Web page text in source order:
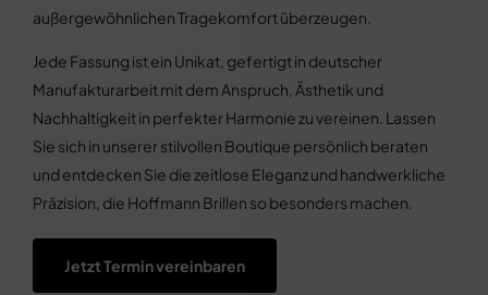
außergewöhnlichen Tragekomfort überzeugen.
Jede Fassung ist ein Unikat, gefertigt in deutscher
Manufakturarbeit mit dem Anspruch, Ästhetik und
Nachhaltigkeit in perfekter Harmonie zu vereinen. Lassen
Sie sich in unserer stilvollen Boutique persönlich beraten
und entdecken Sie die zeitlose Eleganz und handwerkliche
Präzision, die Hoffmann Brillen so besonders machen.
Jetzt Termin vereinbaren